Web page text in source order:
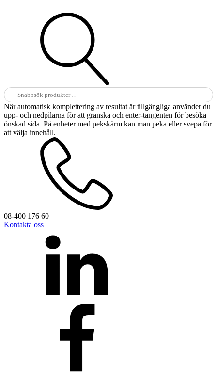
Sök
efter:
När automatisk komplettering av resultat är tillgängliga använder du
upp- och nedpilarna för att granska och enter-tangenten för besöka
önskad sida. På enheter med pekskärm kan man peka eller svepa för
att välja innehåll.
08-400 176 60
Kontakta oss